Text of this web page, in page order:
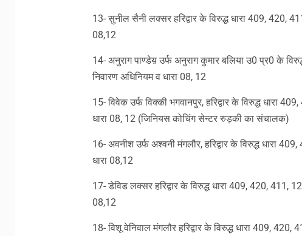
13- सुनील सैनी लक्सर हरिद्वार के विरुद्ध धारा 409, 420,
08,12
14- अनुराग पाण्डेय़ उर्फ अनुराग कुमार बलिया उ0 प्र0 के
निवारण अधिनियम व धारा 08, 12
15- विवेक उर्फ विक्की भगवानपुर, हरिद्वार के विरुद्ध धारा
धारा 08, 12 (जिनियस कोचिंग सेन्टर रुड़की का संचालक)
16- अवनीश उर्फ अश्वनी मंगलौर, हरिद्वार के विरुद्ध धारा
धारा 08,12
17- डेविड लक्सर हरिद्वार के विरुद्ध धारा 409, 420, 411,
08,12
18- विशू वेनिवाल मंगलौर हरिद्वार के विरुद्ध धारा 409, 420,